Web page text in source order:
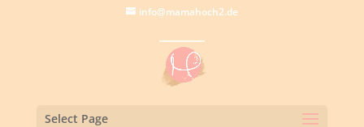
info@mamahoch2.de
Select Page